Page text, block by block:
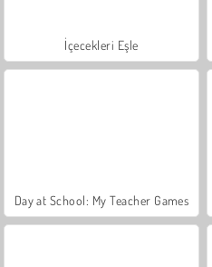
İçecekleri Eşle
Day at School: My Teacher Games